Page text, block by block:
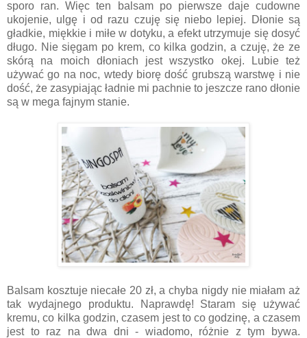
sporo ran. Więc ten balsam po pierwsze daje cudowne
ukojenie, ulgę i od razu czuję się niebo lepiej. Dłonie są
gładkie, miękkie i miłe w dotyku, a efekt utrzymuje się dosyć
długo. Nie sięgam po krem, co kilka godzin, a czuję, że ze
skórą na moich dłoniach jest wszystko okej. Lubie też
używać go na noc, wtedy biorę dość grubszą warstwę i nie
dość, że zasypiając ładnie mi pachnie to jeszcze rano dłonie
są w mega fajnym stanie.
Balsam kosztuje niecałe 20 zł, a chyba nigdy nie miałam aż
tak wydajnego produktu. Naprawdę! Staram się używać
kremu, co kilka godzin, czasem jest to co godzinę, a czasem
jest to raz na dwa dni - wiadomo, różnie z tym bywa.